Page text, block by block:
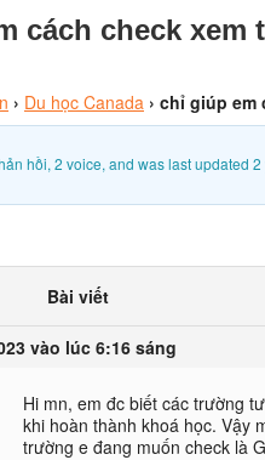
cách check
› Du học Canada › chỉ giúp em
hồi, 2 voice, and was last updated 2
Bài viết
vào lúc 6:16 sáng
Hi mn, em đc biết các trường
khi hoàn thành khoá học. Vậy
trường e đang muốn check là